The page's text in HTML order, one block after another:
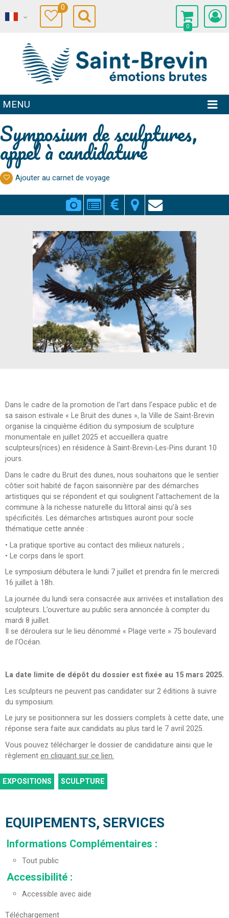
0
0
MENU
Symposium de sculptures,
appel à candidature
Ajouter au carnet de voyage
Dans le cadre de la promotion de l'art dans l'espace public et de
sa saison estivale « Le Bruit des dunes », la Ville de Saint-Brevin
organise la cinquième édition du symposium de sculpture
monumentale en juillet 2025 et accueillera quatre
sculpteurs(rices) en résidence à Saint-Brevin-Les-Pins durant 10
jours.
Dans le cadre du Bruit des dunes, nous souhaitons que le sentier
côtier soit habité de façon saisonnière par des démarches
artistiques qui se répondent et qui soulignent l’attachement de la
commune à la richesse naturelle du littoral ainsi qu’à ses
spécificités. Les démarches artistiques auront pour socle
thématique cette année :
• La pratique sportive au contact des milieux naturels ;
• Le corps dans le sport.
Le symposium débutera le lundi 7 juillet et prendra fin le mercredi
16 juillet à 18h.
La journée du lundi sera consacrée aux arrivées et installation des
sculpteurs. L’ouverture au public sera annoncée à compter du
mardi 8 juillet.
Il se déroulera sur le lieu dénommé « Plage verte » 75 boulevard
de l’Océan.
La date limite de dépôt du dossier est fixée au 15 mars 2025.
Les sculpteurs ne peuvent pas candidater sur 2 éditions à suivre
du symposium.
Le jury se positionnera sur les dossiers complets à cette date, une
réponse sera faite aux candidats au plus tard le 7 avril 2025.
Vous pouvez télécharger le dossier de candidature ainsi que le
règlementen cliquant sur ce lien.
EXPOSITIONS SCULPTURE
EQUIPEMENTS, SERVICES
Informations Complémentaires :
Tout public
Accessibilité :
Accessible avec aide
Téléchargement